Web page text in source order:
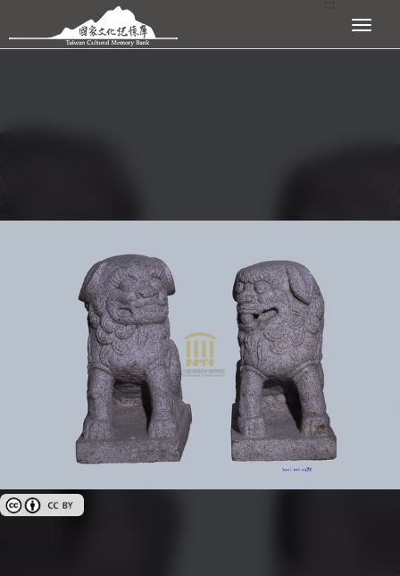
跳到主要內容區塊 展開選單
創用CC姓名標示 3.0 台灣及其後版本(CC BY 3.0 TW +)